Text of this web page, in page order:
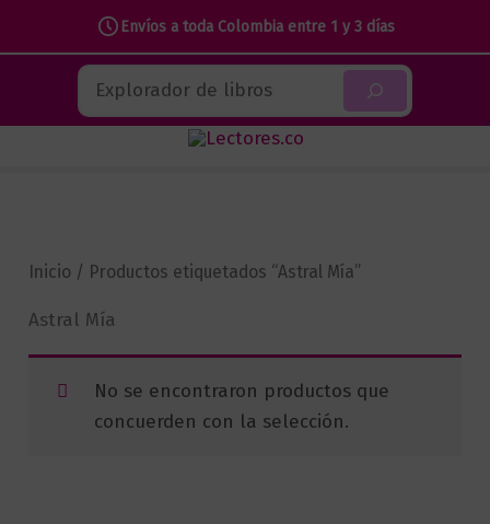
Envíos a toda Colombia entre 1 y 3 días
contenido
Buscar
Inicio / Productos etiquetados “Astral Mía”
Astral Mía
No se encontraron productos que
concuerden con la selección.